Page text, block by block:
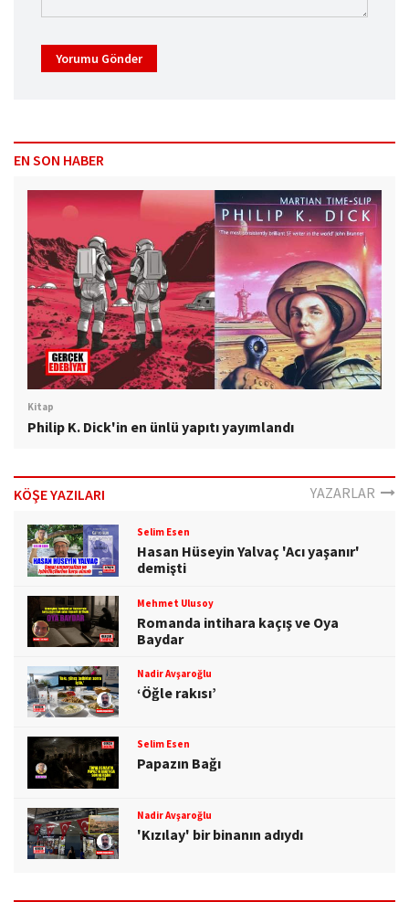
Yorumu Gönder
EN SON HABER
Kitap
Philip K. Dick'in en ünlü yapıtı yayımlandı
KÖŞE YAZILARI YAZARLAR
Selim Esen
Hasan Hüseyin Yalvaç 'Acı yaşanır'
demişti
Mehmet Ulusoy
Romanda intihara kaçış ve Oya
Baydar
Nadir Avşaroğlu
‘Öğle rakısı’
Selim Esen
Papazın Bağı
Nadir Avşaroğlu
'Kızılay' bir binanın adıydı